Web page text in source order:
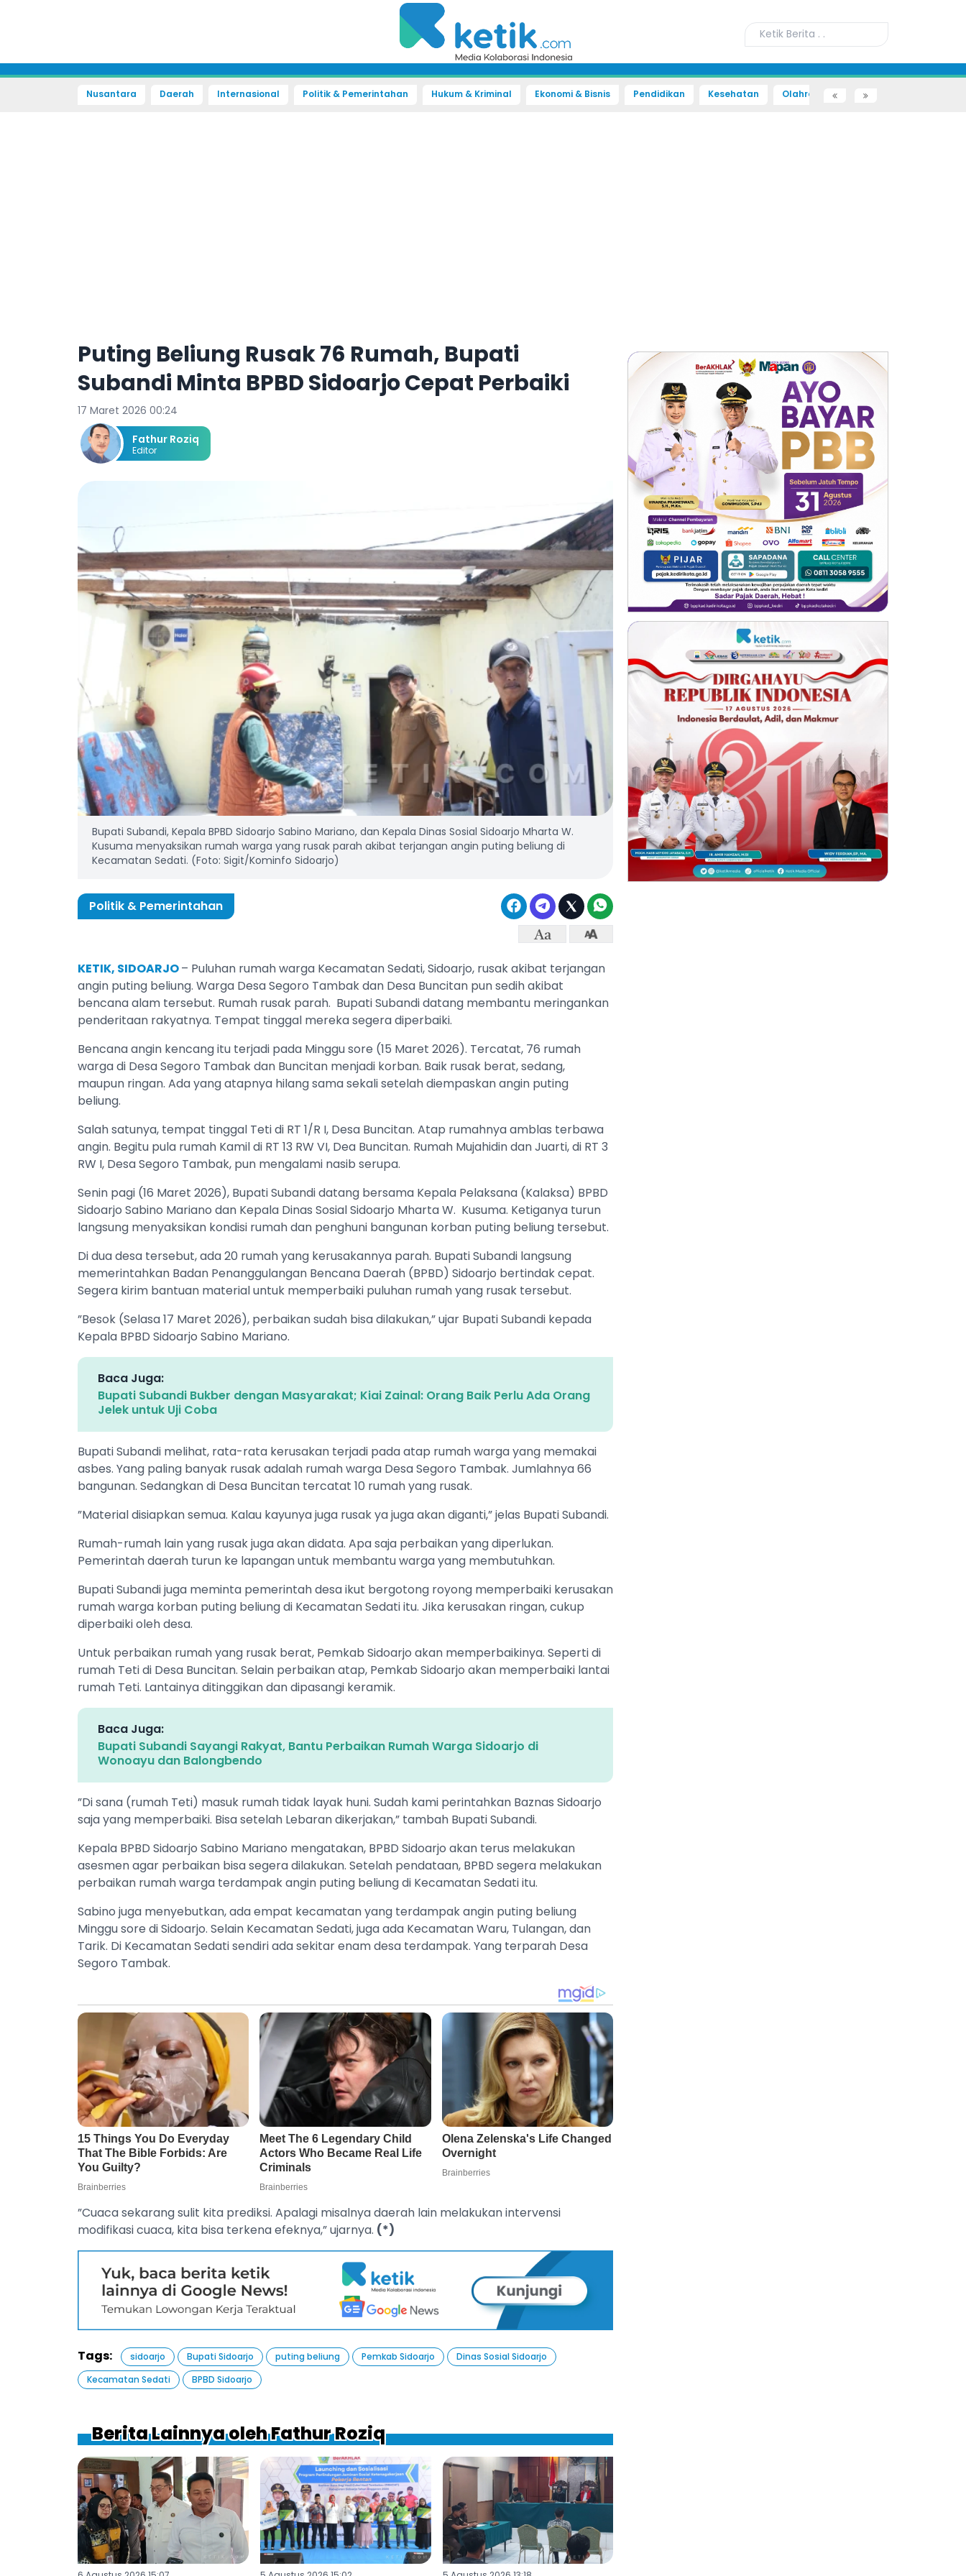
Nusantara Daerah Internasional Politik & Pemerintahan Hukum & Kriminal Ekonomi & Bisnis Pendidikan Kesehatan Olahraga Sains dan Teknologi
Puting Beliung Rusak 76 Rumah, Bupati
Subandi Minta BPBD Sidoarjo Cepat Perbaiki
17 Maret 2026 00:24
Fathur Roziq
Editor
Bupati Subandi, Kepala BPBD Sidoarjo Sabino Mariano, dan Kepala Dinas Sosial Sidoarjo Mharta W.
Kusuma menyaksikan rumah warga yang rusak parah akibat terjangan angin puting beliung di
Kecamatan Sedati. (Foto: Sigit/Kominfo Sidoarjo)
Politik & Pemerintahan
KETIK, SIDOARJO– Puluhan rumah warga Kecamatan Sedati, Sidoarjo, rusak akibat terjangan
angin puting beliung. Warga Desa Segoro Tambak dan Desa Buncitan pun sedih akibat
bencana alam tersebut. Rumah rusak parah. Bupati Subandi datang membantu meringankan
penderitaan rakyatnya. Tempat tinggal mereka segera diperbaiki.
Bencana angin kencang itu terjadi pada Minggu sore (15 Maret 2026). Tercatat, 76 rumah
warga di Desa Segoro Tambak dan Buncitan menjadi korban. Baik rusak berat, sedang,
maupun ringan. Ada yang atapnya hilang sama sekali setelah diempaskan angin puting
beliung.
Salah satunya, tempat tinggal Teti di RT 1/R I, Desa Buncitan. Atap rumahnya amblas terbawa
angin. Begitu pula rumah Kamil di RT 13 RW VI, Dea Buncitan. Rumah Mujahidin dan Juarti, di RT 3
RW I, Desa Segoro Tambak, pun mengalami nasib serupa.
Senin pagi (16 Maret 2026), Bupati Subandi datang bersama Kepala Pelaksana (Kalaksa) BPBD
Sidoarjo Sabino Mariano dan Kepala Dinas Sosial Sidoarjo Mharta W. Kusuma. Ketiganya turun
langsung menyaksikan kondisi rumah dan penghuni bangunan korban puting beliung tersebut.
Di dua desa tersebut, ada 20 rumah yang kerusakannya parah. Bupati Subandi langsung
memerintahkan Badan Penanggulangan Bencana Daerah (BPBD) Sidoarjo bertindak cepat.
Segera kirim bantuan material untuk memperbaiki puluhan rumah yang rusak tersebut.
”Besok (Selasa 17 Maret 2026), perbaikan sudah bisa dilakukan,” ujar Bupati Subandi kepada
Kepala BPBD Sidoarjo Sabino Mariano.
Baca Juga:
Bupati Subandi Bukber dengan Masyarakat; Kiai Zainal: Orang Baik Perlu Ada Orang
Jelek untuk Uji Coba
Bupati Subandi melihat, rata-rata kerusakan terjadi pada atap rumah warga yang memakai
asbes. Yang paling banyak rusak adalah rumah warga Desa Segoro Tambak. Jumlahnya 66
bangunan. Sedangkan di Desa Buncitan tercatat 10 rumah yang rusak.
”Material disiapkan semua. Kalau kayunya juga rusak ya juga akan diganti,” jelas Bupati Subandi.
Rumah-rumah lain yang rusak juga akan didata. Apa saja perbaikan yang diperlukan.
Pemerintah daerah turun ke lapangan untuk membantu warga yang membutuhkan.
Bupati Subandi juga meminta pemerintah desa ikut bergotong royong memperbaiki kerusakan
rumah warga korban puting beliung di Kecamatan Sedati itu. Jika kerusakan ringan, cukup
diperbaiki oleh desa.
Untuk perbaikan rumah yang rusak berat, Pemkab Sidoarjo akan memperbaikinya. Seperti di
rumah Teti di Desa Buncitan. Selain perbaikan atap, Pemkab Sidoarjo akan memperbaiki lantai
rumah Teti. Lantainya ditinggikan dan dipasangi keramik.
Baca Juga:
Bupati Subandi Sayangi Rakyat, Bantu Perbaikan Rumah Warga Sidoarjo di
Wonoayu dan Balongbendo
”Di sana (rumah Teti) masuk rumah tidak layak huni. Sudah kami perintahkan Baznas Sidoarjo
saja yang memperbaiki. Bisa setelah Lebaran dikerjakan,” tambah Bupati Subandi.
Kepala BPBD Sidoarjo Sabino Mariano mengatakan, BPBD Sidoarjo akan terus melakukan
asesmen agar perbaikan bisa segera dilakukan. Setelah pendataan, BPBD segera melakukan
perbaikan rumah warga terdampak angin puting beliung di Kecamatan Sedati itu.
Sabino juga menyebutkan, ada empat kecamatan yang terdampak angin puting beliung
Minggu sore di Sidoarjo. Selain Kecamatan Sedati, juga ada Kecamatan Waru, Tulangan, dan
Tarik. Di Kecamatan Sedati sendiri ada sekitar enam desa terdampak. Yang terparah Desa
Segoro Tambak.
”Cuaca sekarang sulit kita prediksi. Apalagi misalnya daerah lain melakukan intervensi
modifikasi cuaca, kita bisa terkena efeknya,” ujarnya. (*)
Tags: sidoarjo Bupati Sidoarjo puting beliung Pemkab Sidoarjo
Dinas Sosial Sidoarjo
Kecamatan Sedati
BPBD Sidoarjo
Berita Lainnya oleh Fathur Roziq